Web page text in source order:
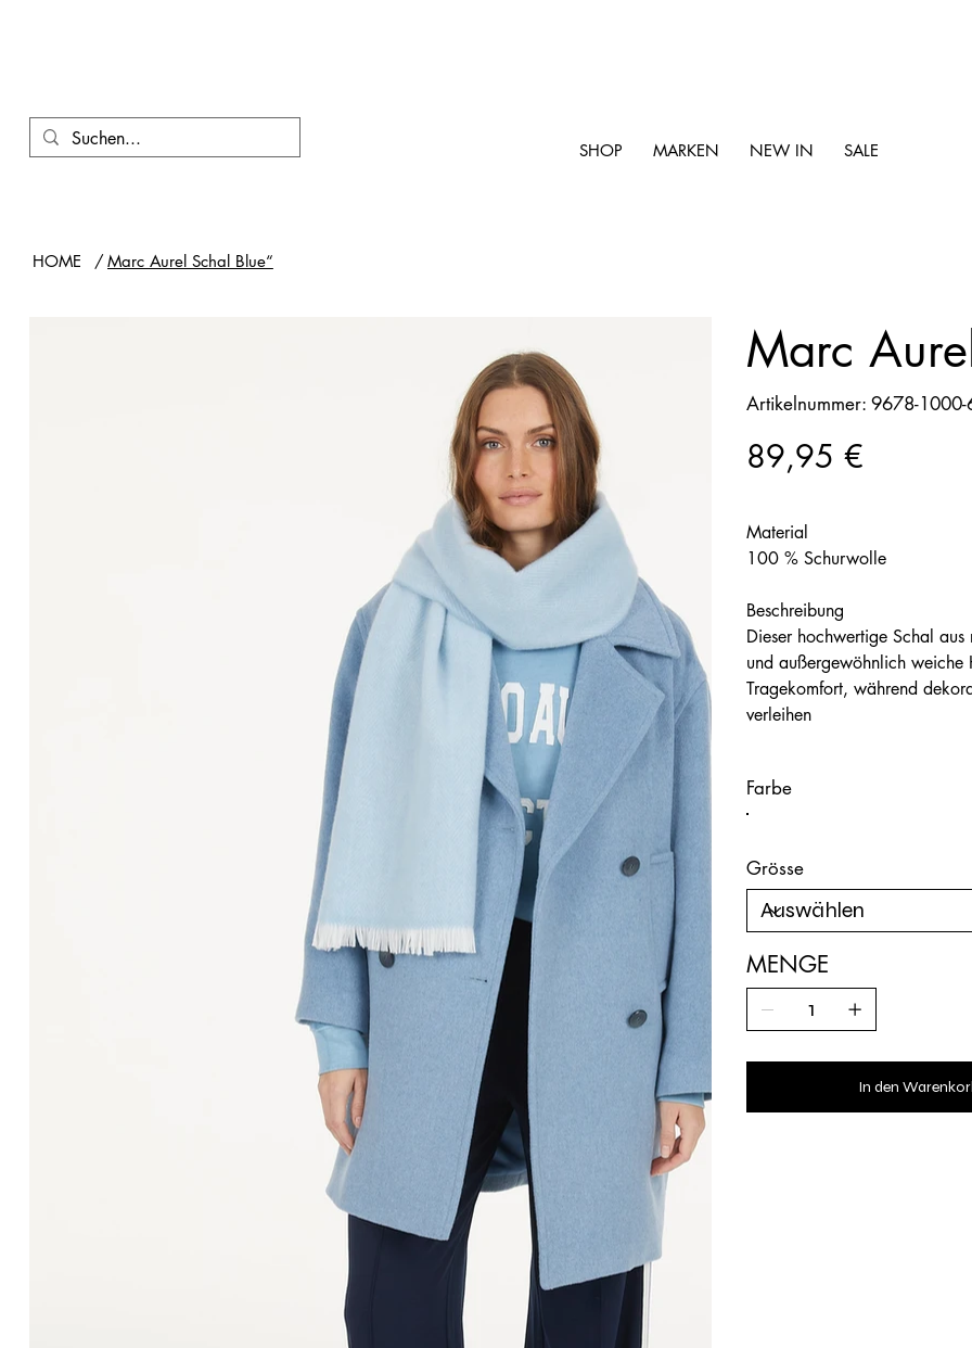
SHOP MARKEN NEW IN SALE
HOME / Marc Aurel Schal Blue“
Marc
Artikelnummer: Artikelnummer:
9678-
9678-
89,95 €
Material
100 % Schurwolle
Beschreibung
Dieser hochwertige Schal
und außergewöhnlich weiche
Tragekomfort, während
verleihen
Farbe
Grösse
MENGE
In den